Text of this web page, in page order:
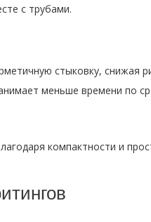
с трубами.
стыковку, снижая
меньше времени по
компактности и